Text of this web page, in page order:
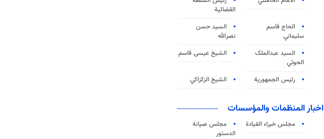
القضائیة
الحاج قاسم
سليماني
السيد حسن
نصرالله
السید عبدالملک
الحوثي
الشيخ عيسى قاسم
رئيس الجمهورية الشيخ الزكزاكي
اخبار المنظمات والمؤسسات
مجلس خبراء القيادة
مجلس صيانة
الدستور